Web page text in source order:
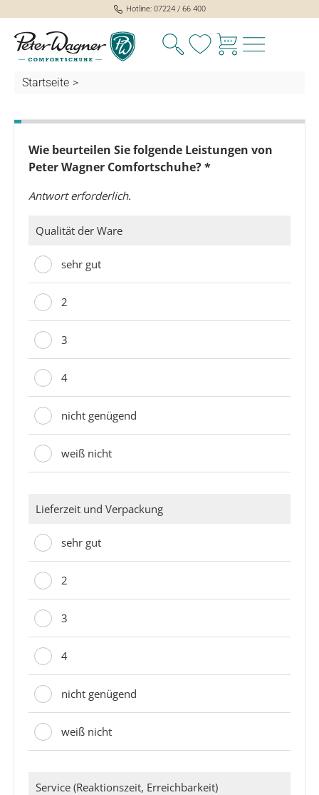
springen
Hotline: 07224 / 66 400
Startseite >